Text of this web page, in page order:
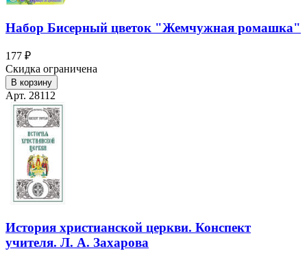
Набор Бисерный цветок "Жемчужная ромашка"
177 ₽
Скидка ограничена
В корзину
Арт. 28112
История христианской церкви. Конспект
учителя. Л. А. Захарова